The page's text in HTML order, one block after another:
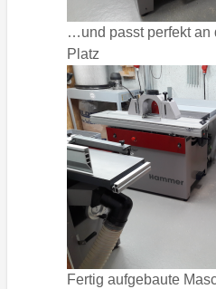
…und passt perfekt an
Platz
Fertig aufgebaute